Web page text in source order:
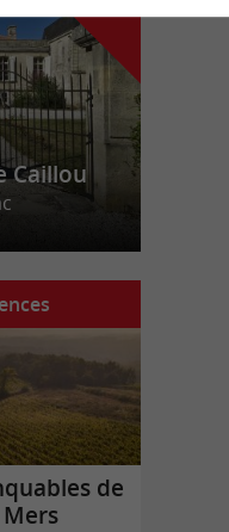
Caillou
de
Mers